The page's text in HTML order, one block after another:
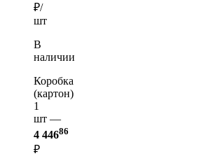
₽/
шт
В
наличии
Коробка
(картон)
1
шт —
4 44686
₽